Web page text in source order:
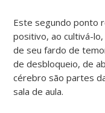
Este segundo ponto
positivo, ao cultivá-
de seu fardo de
de desbloqueio, de
cérebro são partes
sala de aula.